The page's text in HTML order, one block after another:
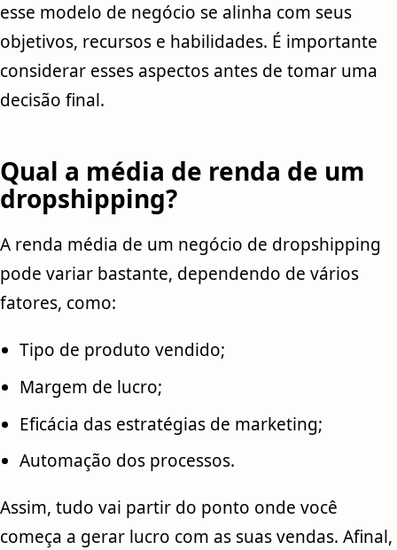
esse modelo de negócio se alinha com seus
objetivos, recursos e habilidades. É importante
considerar esses aspectos antes de tomar uma
decisão final.
Qual a média de renda de um
dropshipping?
A renda média de um negócio de dropshipping
pode variar bastante, dependendo de vários
fatores, como:
Tipo de produto vendido;
Margem de lucro;
Eficácia das estratégias de marketing;
Automação dos processos.
Assim, tudo vai partir do ponto onde você
começa a gerar lucro com as suas vendas. Afinal,